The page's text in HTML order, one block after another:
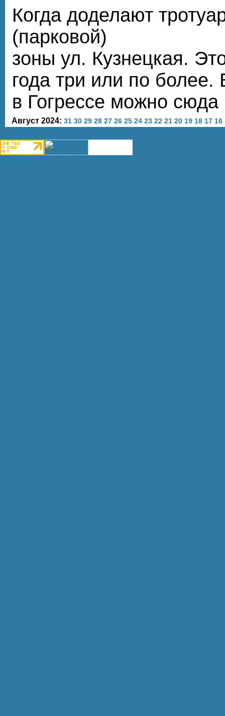
Когда доделают
(парковой)
зоны ул. Кузнецкая.
года три или по более.
в Гогрессе можно сюда
Август 2024: 31 30 29 28 27 26 25 24 23 22 21 20 19 18 17 16